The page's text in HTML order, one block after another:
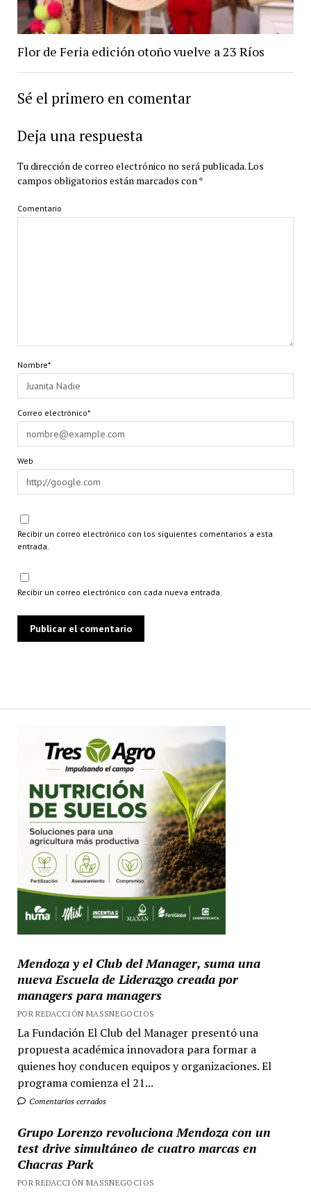
Flor de Feria edición otoño vuelve a 23 Ríos
Sé el primero en comentar
Deja una respuesta
Tu dirección de correo electrónico no será publicada.Los
campos obligatorios están marcados con *
Comentario
Nombre*
Correo electrónico*
Web
Recibir un correo electrónico con los siguientes comentarios a esta
entrada.
Recibir un correo electrónico con cada nueva entrada.
Mendoza y el Club del Manager, suma una
nueva Escuela de Liderazgo creada por
managers para managers
POR REDACCIÓN MASSNEGOCIOS
La Fundación El Club del Manager presentó una
propuesta académica innovadora para formar a
quienes hoy conducen equipos y organizaciones. El
programa comienza el 21...
Comentarios cerrados
Grupo Lorenzo revoluciona Mendoza con un
test drive simultáneo de cuatro marcas en
Chacras Park
POR REDACCIÓN MASSNEGOCIOS